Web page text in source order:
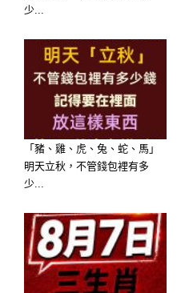
「記仇」，不是因
們太重感情。愛有
少...
「豬、雞、虎、兔、蛇、馬」
明天立秋，不管錢包裡有多
少...